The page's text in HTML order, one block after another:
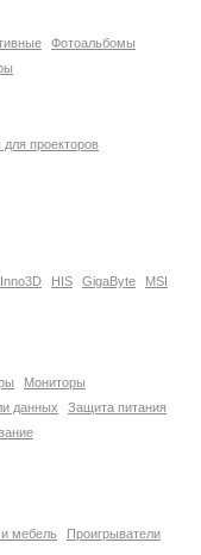
Фотоальбомы
проекторов
Inno3D HIS GigaByte
MSI
Мониторы
данных
Защита питания
и мебель
Проигрыватели